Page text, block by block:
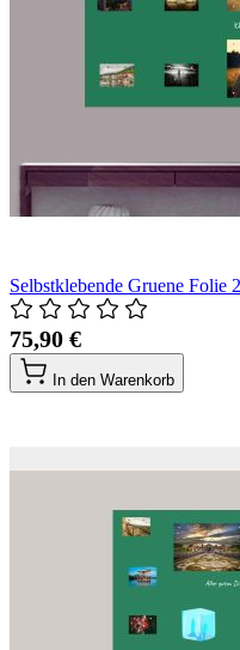
Selbstklebende Gruene Folie
75,90 €
In den Warenkorb